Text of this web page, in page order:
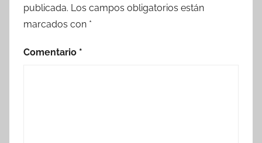
publicada. Los campos obligatorios están
marcados con *
Comentario *